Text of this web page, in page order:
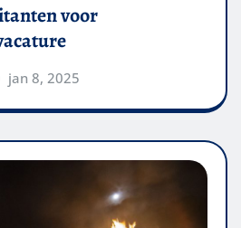
voor
jan 8, 2025